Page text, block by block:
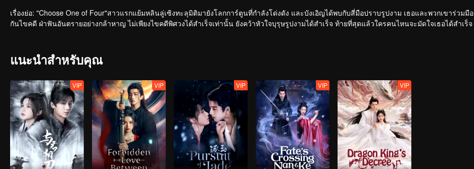
เรื่องย่อ: "Choose One of Four"สาวแรกแย้มหลินลู่เซิงทะลุมิติมายังโลกการ์ตูนที่กำลังโด่งดัง และบังเอิญได้พบกับสี่มือปราบรูปงาม เธอและพวกเขาร่วมมือ
กันไขคดี ฝ่าฟันอันตรายอย่างกล้าหาญ ไม่เพียงไขคดีพิศวงได้สำเร็จเท่านั้น ยังคว้าหัวใจบุรุษรูปงามได้สำเร็จ ท้ายที่สุดแล้วใครคนไหนจะมัดใจเธอได้สำเร็จ
แนะนำสำหรับคุณ
VIP VIP VIP VIP VIP